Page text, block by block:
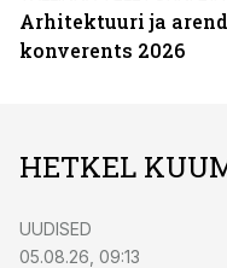
Arhitektuuri ja
konverents 2026
HETKEL
UUDISED
05.08.26, 09:13